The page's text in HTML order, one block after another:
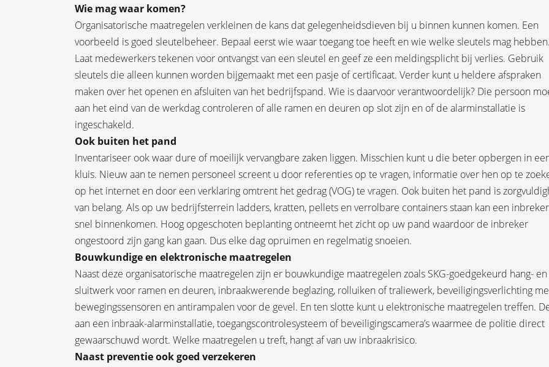
Wie mag waar komen?
Organisatorische maatregelen verkleinen de kans dat gelegenheidsdieven bij u binnen kunnen komen. Een
voorbeeld is goed sleutelbeheer. Bepaal eerst wie waar toegang toe heeft en wie welke sleutels mag hebben.
Laat medewerkers tekenen voor ontvangst van een sleutel en geef ze een meldingsplicht bij verlies. Gebruik
sleutels die alleen kunnen worden bijgemaakt met een pasje of certificaat. Verder kunt u heldere afspraken
maken over het openen en afsluiten van het bedrijfspand. Wie is daarvoor verantwoordelijk? Die persoon
aan het eind van de werkdag controleren of alle ramen en deuren op slot zijn en of de alarminstallatie is
ingeschakeld.
Ook buiten het pand
Inventariseer ook waar dure of moeilijk vervangbare zaken liggen. Misschien kunt u die beter opbergen in
kluis. Nieuw aan te nemen personeel screent u door referenties op te vragen, informatie over hen op te
op het internet en door een verklaring omtrent het gedrag (VOG) te vragen. Ook buiten het pand is
van belang. Als op uw bedrijfsterrein ladders, kratten, pellets en verrolbare containers staan kan een inbreker
snel binnenkomen. Hoog opgeschoten beplanting ontneemt het zicht op uw pand waardoor de inbreker
ongestoord zijn gang kan gaan. Dus elke dag opruimen en regelmatig snoeien.
Bouwkundige en elektronische maatregelen
Naast deze organisatorische maatregelen zijn er bouwkundige maatregelen zoals SKG-goedgekeurd hang- en
sluitwerk voor ramen en deuren, inbraakwerende beglazing, rolluiken of traliewerk, beveiligingsverlichting
bewegingssensoren en antirampalen voor de gevel. En ten slotte kunt u elektronische maatregelen treffen.
aan een inbraak-alarminstallatie, toegangscontrolesysteem of beveiligingscamera’s waarmee de politie direct
gewaarschuwd wordt. Welke maatregelen u treft, hangt af van uw inbraakrisico.
Naast preventie ook goed verzekeren